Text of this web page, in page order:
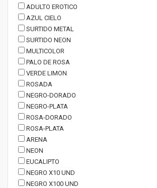
ADULTO EROTICO
AZUL CIELO
SURTIDO METAL
SURTIDO NEON
MULTICOLOR
PALO DE ROSA
VERDE LIMON
ROSADA
NEGRO-DORADO
NEGRO-PLATA
ROSA-DORADO
ROSA-PLATA
ARENA
NEON
EUCALIPTO
NEGRO X10 UND
NEGRO X100 UND